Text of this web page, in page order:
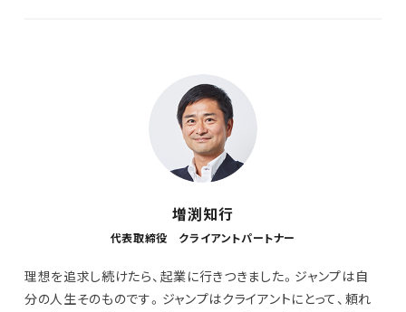
増渕知行
代表取締役 クライアントパートナー
理想を追求し続けたら、起業に行きつきました。ジャンプは自
分の人生そのものです。ジャンプはクライアントにとって、頼れ